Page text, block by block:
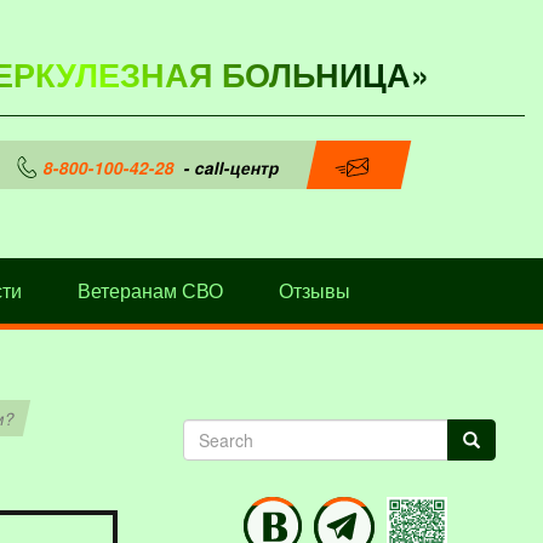
БОЛЬНИЦА»
8-800-100-42-28- call-центр
Ветеранам СВО Отзывы
Search Search